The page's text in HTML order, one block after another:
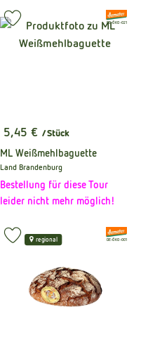
, Preis:
5,45 € / Stück
ML Weißmehlbaguette
, Herkunft:
Land Brandenburg
Bestellung für diese Tour
leider nicht mehr möglich!
, Verband:
, Kontrollstelle:
DE-ÖKO-021
Produkt zu Favouriten hinzufügen
, Verband:
, Kontrollstelle:
DE-ÖKO-001
regional
Produkt zu Favouriten hinzufügen